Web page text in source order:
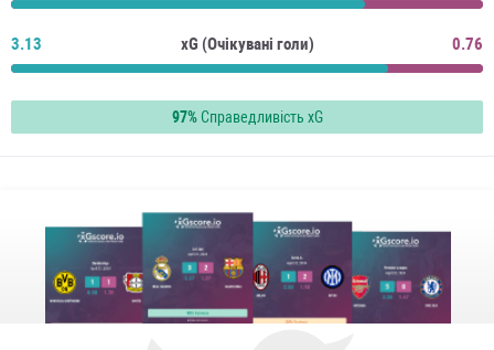
3.13 xG (Очікувані голи) 0.76
97%Справедливість xG